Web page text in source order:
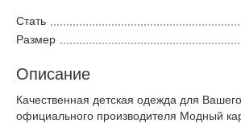
Стать
Размер
Описание
Качественная детская одежда для
официального производителя Модный